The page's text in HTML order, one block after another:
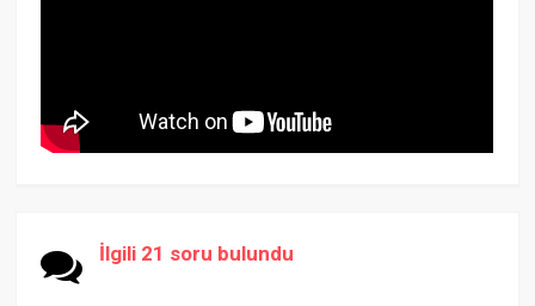
İlgili 21 soru bulundu